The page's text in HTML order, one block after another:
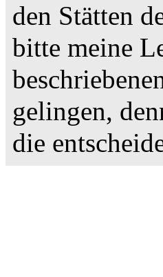
den Stätten
bitte meine
gelingen,
die